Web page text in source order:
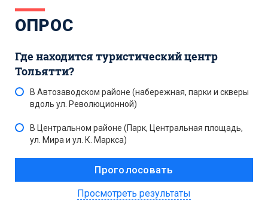
ОПРОС
Где находится туристический центр
Тольятти?
В Автозаводском районе (набережная, парки и скверы
вдоль ул. Революционной)
В Центральном районе (Парк, Центральная площадь,
ул. Мира и ул. К. Маркса)
Просмотреть результаты